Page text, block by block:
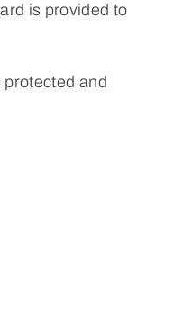
is provided to
and